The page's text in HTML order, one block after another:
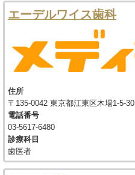
エーデルワイス歯科
住所
〒135-0042 東京都江東区木場1-5-30
電話番号
03-5617-6480
診療科目
歯医者